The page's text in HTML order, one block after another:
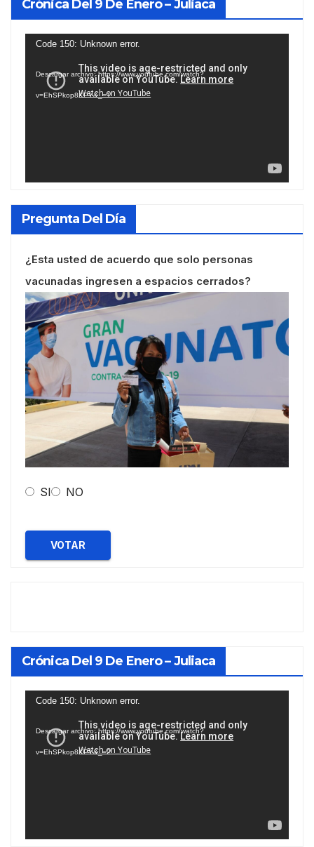
Crónica Del 9 De Enero – Juliaca
Reproductor
vídeo
Code 150: Unknown error.
Descargar archivo: https://www.youtube.com/watch?
v=EhSPkop8KPY&_=1
Pregunta Del Día
¿Esta usted de acuerdo que solo personas
vacunadas ingresen a espacios cerrados?
SI NO
VOTAR
Crónica Del 9 De Enero – Juliaca
Reproductor
vídeo
Code 150: Unknown error.
Descargar archivo: https://www.youtube.com/watch?
v=EhSPkop8KPY&_=2